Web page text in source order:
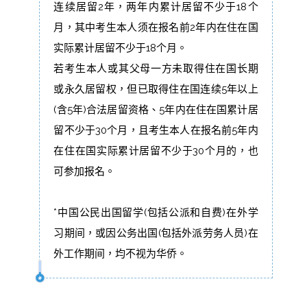
连续居留2年，两年内累计居留不少于18个
月，其中考生本人须在报名前2年内在住在国
实际累计居留不少于18个月。
若考生本人或其父母一方未取得住在国长期
或永久居留权，但已取得住在国连续5年以上
(含5年)合法居留资格、5年内在住在国累计居
留不少于30个月，且考生本人在报名前5年内
在住在国实际累计居留不少于30个月的，也
可参加报名。
*中国公民出国留学(包括公派和自费)在外学
习期间，或因公务出国(包括外派劳务人员)在
外工作期间，均不视为华侨。